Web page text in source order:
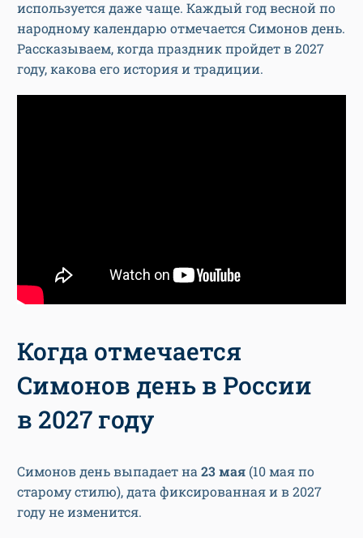
используется даже чаще. Каждый год весной по
народному календарю отмечается Симонов день.
Рассказываем, когда праздник пройдет в 2027
году, какова его история и традиции.
Когда отмечается
Симонов день в России
в 2027 году
Симонов день выпадает на 23 мая (10 мая по
старому стилю), дата фиксированная и в 2027
году не изменится.